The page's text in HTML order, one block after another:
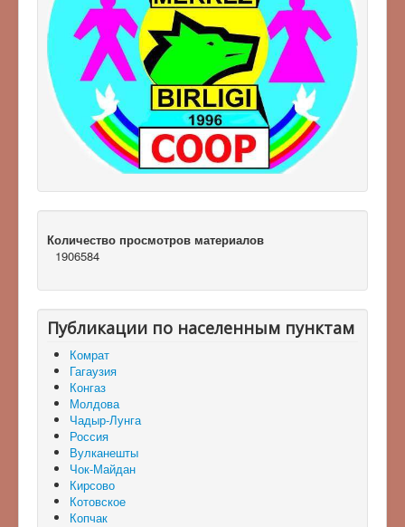
Количество просмотров материалов
1906584
Публикации по населенным пунктам
Комрат
Гагаузия
Конгаз
Молдова
Чадыр-Лунга
Россия
Вулканешты
Чок-Майдан
Кирсово
Котовское
Копчак